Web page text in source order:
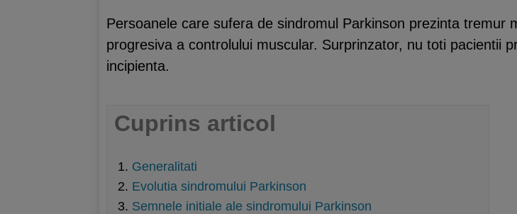
Persoanele care sufera de sindromul Parkinson prezinta tremur
progresiva a controlului muscular. Surprinzator, nu toti pacientii
incipienta.
Cuprins articol
Generalitati
Evolutia sindromului Parkinson
Semnele initiale ale sindromului Parkinson